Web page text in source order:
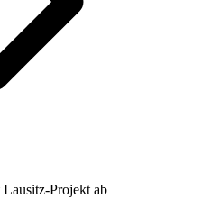
Lausitz-Projekt ab